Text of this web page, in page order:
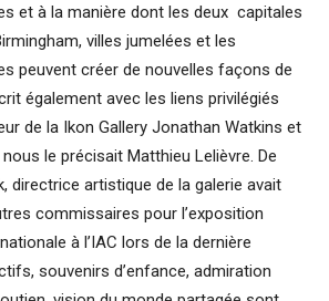
et à la manière dont les deux capitales
villes jumelées et les
peuvent créer de nouvelles façons de
également avec les liens privilégiés
de la Ikon Gallery Jonathan Watkins et
le précisait Matthieu Lelièvre. De
directrice artistique de la galerie avait
commissaires pour l’exposition
à l’IAC lors de la dernière
souvenirs d’enfance, admiration